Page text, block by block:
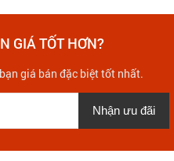
GIÁ TỐT HƠN?
giá bán đặc biệt tốt nhất.
Nhận ưu đãi